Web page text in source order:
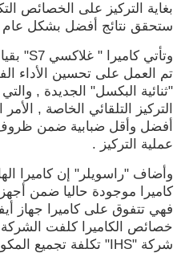
بغاية التركيز على الخصائص
ستحقق نتائج أفضل بشكل عام
تم العمل على تحسين الأداء
"ثنائية البكسل" الجديدة ,
التركيز التلقائي الخاصة ,
أفضل وأقل ضبابية ضمن
عملية التركيز .
وأضاف "راسويلر" إن كاميرا
كاميرا موجودة حاليا ضمن
شركة "IHS" تكلفة تجميع المكونات بحوالي 5 دولار.